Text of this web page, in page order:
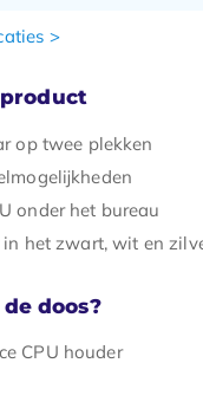
>
op twee plekken
onder het bureau
in het zwart, wit en
doos?
CPU houder